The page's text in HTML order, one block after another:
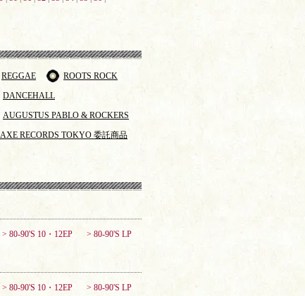
REGGAE
ROOTS ROCK
DANCEHALL
AUGUSTUS PABLO & ROCKERS
RECORDS TOKYO 委託商品
> 80-90'S 10・12EP > 80-90'S LP
> 80-90'S 10・12EP > 80-90'S LP